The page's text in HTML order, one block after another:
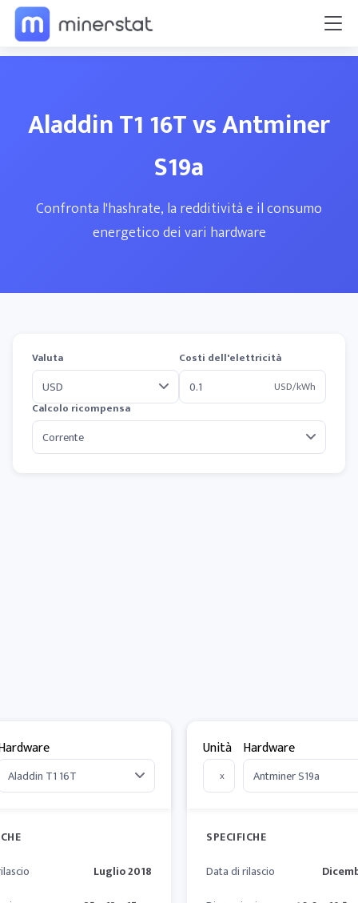
Aladdin T1 16T vs Antminer
S19a
Confronta l'hashrate, la redditività e il consumo
energetico dei vari hardware
Valuta
Costi dell'elettricità
USD/kWh
Calcolo ricompensa
Luglio 2018
Unità
x
Hardware
SPECIFICHE
Data di rilascio